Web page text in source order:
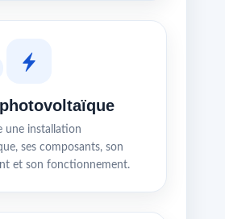
une installation
ses composants, son
et son fonctionnement.